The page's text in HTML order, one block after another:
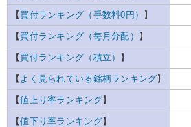
【 買付ランキング（手数料0円） 】
【 買付ランキング（毎月分配） 】
【 買付ランキング（積立） 】
【 よく見られている銘柄ランキング】
【値上り率ランキング】
【値下り率ランキング】